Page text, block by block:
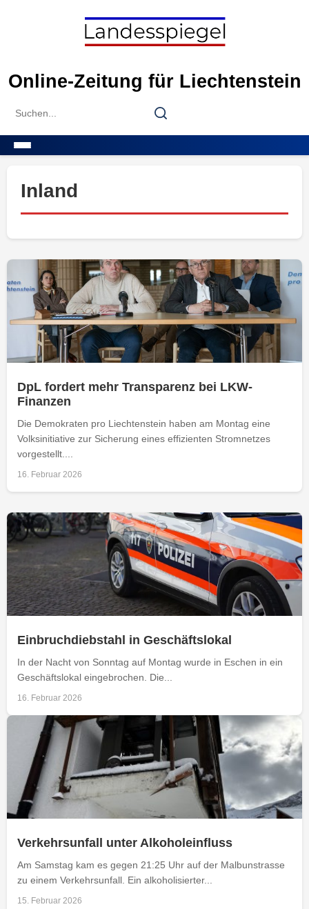
Online-Zeitung für Liechtenstein
Search
Search
Inland
DpL fordert mehr Transparenz bei LKW-
Finanzen
Die Demokraten pro Liechtenstein haben am Montag eine
Volksinitiative zur Sicherung eines effizienten Stromnetzes
vorgestellt....
16. Februar 2026
Einbruchdiebstahl in Geschäftslokal
In der Nacht von Sonntag auf Montag wurde in Eschen in ein
Geschäftslokal eingebrochen. Die...
16. Februar 2026
Verkehrsunfall unter Alkoholeinfluss
Am Samstag kam es gegen 21:25 Uhr auf der Malbunstrasse
zu einem Verkehrsunfall. Ein alkoholisierter...
15. Februar 2026